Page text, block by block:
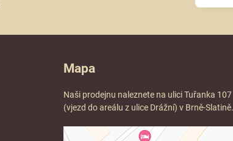
Mapa
Naši prodejnu naleznete na ulici Tuřanka 107
(vjezd do areálu z ulice Drážní) v Brně-Slatině.